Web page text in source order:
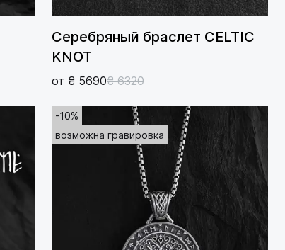
Серебряный браслет CELTIC
KNOT
от ₴ 5690₴ 6320
-10%
возможна гравировка